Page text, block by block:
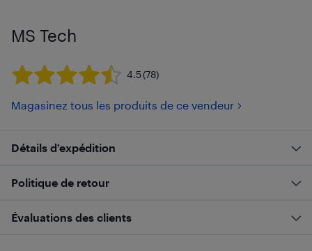
MS Tech
4.5(78)
Magasinez tous les produits de ce vendeur
Détails d’expédition
Politique de retour
Évaluations des clients